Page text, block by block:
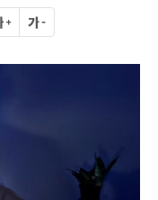
자 크게글자 작게